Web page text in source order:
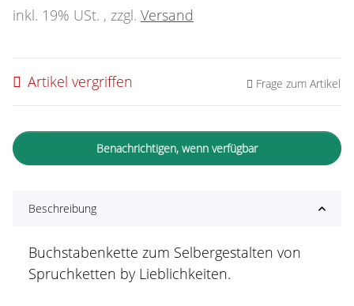
inkl. 19% USt. , zzgl. Versand
Artikel vergriffen Frage zum Artikel
Benachrichtigen, wenn verfügbar
Beschreibung
Buchstabenkette zum Selbergestalten von
Spruchketten by Lieblichkeiten.